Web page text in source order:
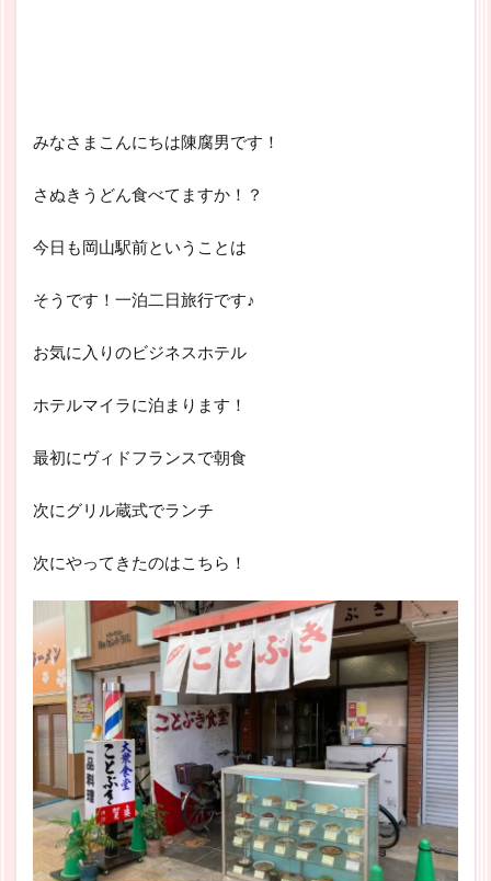
みなさまこんにちは陳腐男です！
さぬきうどん食べてますか！？
今日も岡山駅前ということは
そうです！一泊二日旅行です♪
お気に入りのビジネスホテル
ホテルマイラに泊まります！
最初にヴィドフランスで朝食
次にグリル蔵式でランチ
次にやってきたのはこちら！